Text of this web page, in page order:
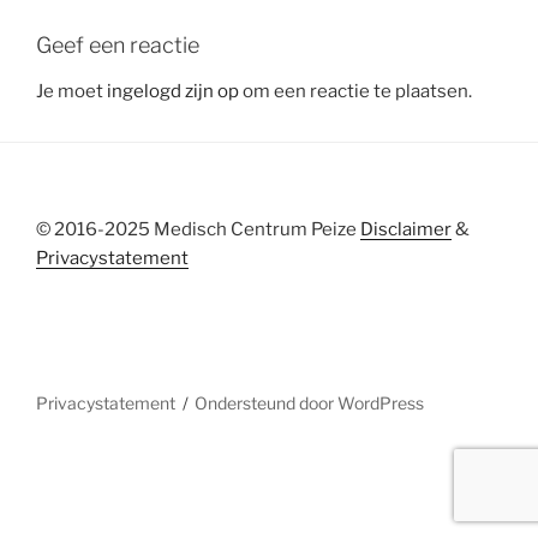
Geef een reactie
Je moet ingelogd zijn opom een reactie te plaatsen.
© 2016-2025 Medisch Centrum Peize Disclaimer&
Privacystatement
Privacystatement Ondersteund door WordPress